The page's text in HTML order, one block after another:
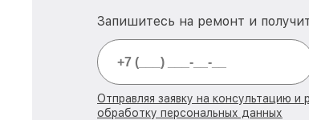
Запишитесь на ремонт и
Отправляя заявку на консультацию
обработку персональных данных